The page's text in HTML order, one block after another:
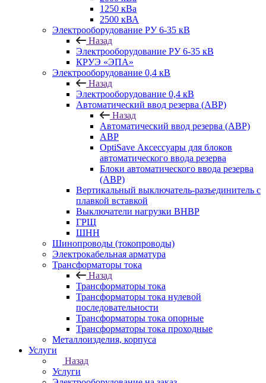
1250 кВа
2500 кВА
Электрооборудование РУ 6-35 кВ
Назад
Электрооборудование РУ 6-35 кВ
КРУЭ «ЭПА»
Электрооборудование 0,4 кВ
Назад
Электрооборудование 0,4 кВ
Автоматический ввод резерва (АВР)
Назад
Автоматический ввод резерва (АВР)
АВР
OptiSave Аксессуары для блоков
автоматического ввода резерва
Блоки автоматического ввода резерва
(АВР)
Вертикальный выключатель-разъединитель с
плавкой вставкой
Выключатели нагрузки ВНВР
ГРЩ
ШНН
Шинопроводы (токопроводы)
Электрокабельная арматура
Трансформаторы тока
Назад
Трансформаторы тока
Трансформаторы тока нулевой
последовательности
Трансформаторы тока опорные
Трансформаторы тока проходные
Металлоизделия, корпуса
Услуги
Назад
Услуги